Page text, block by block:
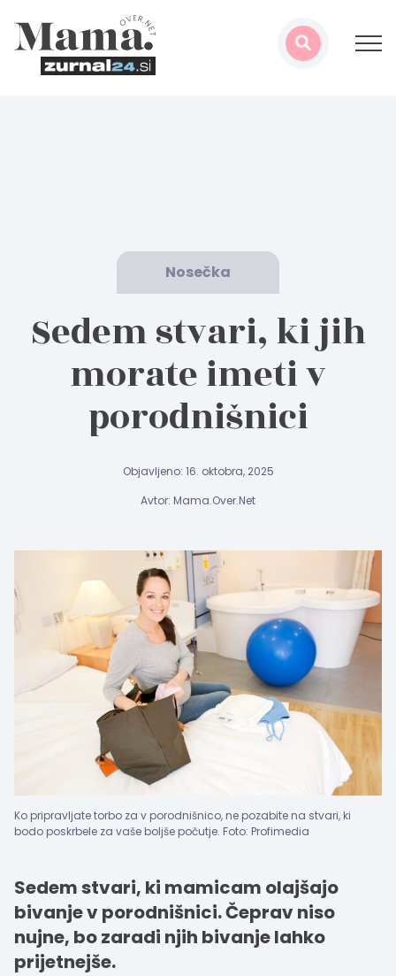
Nosečka
Sedem stvari, ki jih
morate imeti v
porodnišnici
Objavljeno: 16. oktobra, 2025
Avtor: Mama.Over.Net
Ko pripravljate torbo za v porodnišnico, ne pozabite na stvari, ki
bodo poskrbele za vaše boljše počutje. Foto: Profimedia
Sedem stvari, ki mamicam olajšajo
bivanje v porodnišnici. Čeprav niso
nujne, bo zaradi njih bivanje lahko
prijetnejše.